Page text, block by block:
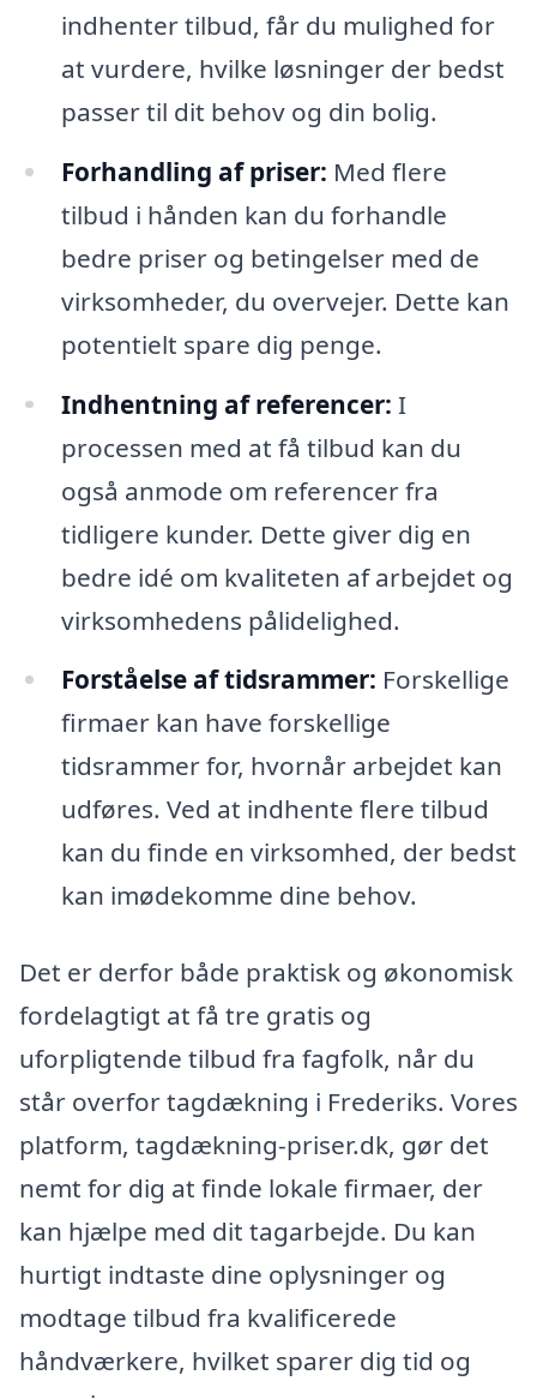
indhenter tilbud, får du mulighed for
at vurdere, hvilke løsninger der bedst
passer til dit behov og din bolig.
Forhandling af priser: Med flere
tilbud i hånden kan du forhandle
bedre priser og betingelser med de
virksomheder, du overvejer. Dette kan
potentielt spare dig penge.
Indhentning af referencer: I
processen med at få tilbud kan du
også anmode om referencer fra
tidligere kunder. Dette giver dig en
bedre idé om kvaliteten af arbejdet og
virksomhedens pålidelighed.
Forståelse af tidsrammer: Forskellige
firmaer kan have forskellige
tidsrammer for, hvornår arbejdet kan
udføres. Ved at indhente flere tilbud
kan du finde en virksomhed, der bedst
kan imødekomme dine behov.
Det er derfor både praktisk og økonomisk
fordelagtigt at få tre gratis og
uforpligtende tilbud fra fagfolk, når du
står overfor tagdækning i Frederiks. Vores
platform, tagdækning-priser.dk, gør det
nemt for dig at finde lokale firmaer, der
kan hjælpe med dit tagarbejde. Du kan
hurtigt indtaste dine oplysninger og
modtage tilbud fra kvalificerede
håndværkere, hvilket sparer dig tid og